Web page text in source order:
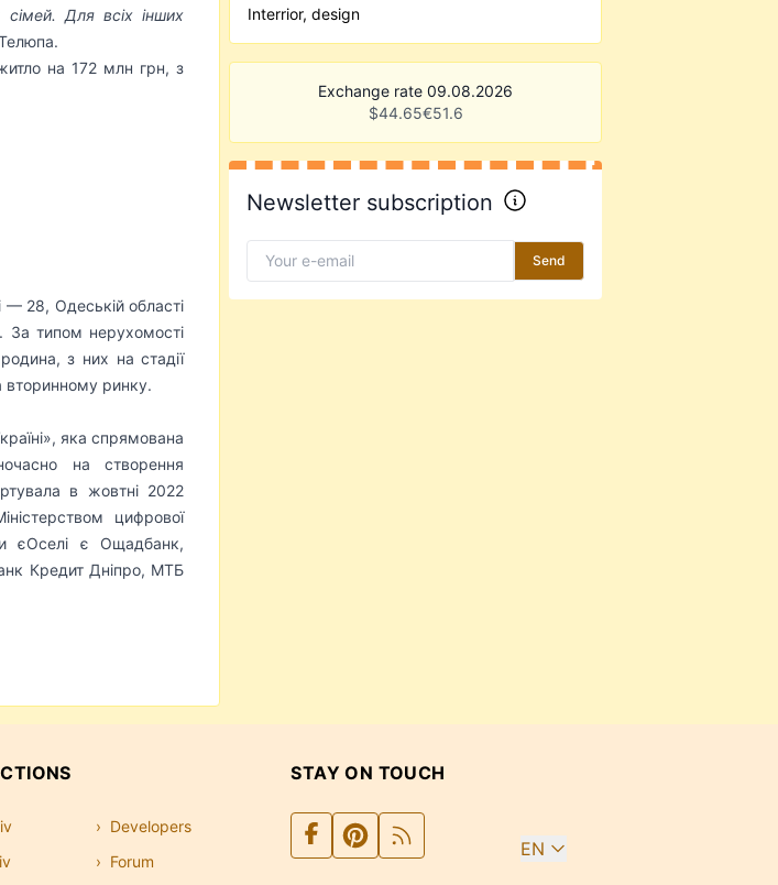
сімей. Для всіх інших
на 172 млн грн, з
— 28, Одеській області
За типом нерухомості
з них на стадії
вторинному ринку.
яка спрямована
на створення
в жовтні 2022
цифрової
єОселі є Ощадбанк,
Кредит Дніпро, МТБ
Interrior, design
Exchange rate 09.08.2026
$44.65€51.6
Newsletter subscription
Send
Developers
Forum
STAY ON TOUCH
EN